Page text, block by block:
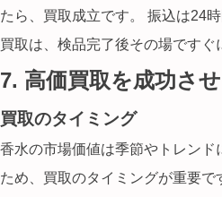
たら、買取成立です。 振込は24
買取は、検品完了後その場ですぐ
7. 高価買取を成功さ
買取のタイミング
香水の市場価値は季節やトレンド
ため、買取のタイミングが重要で